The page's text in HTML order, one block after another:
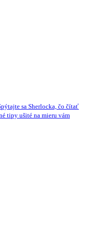
sa Sherlocka, čo čítať
tipy ušité na mieru vám